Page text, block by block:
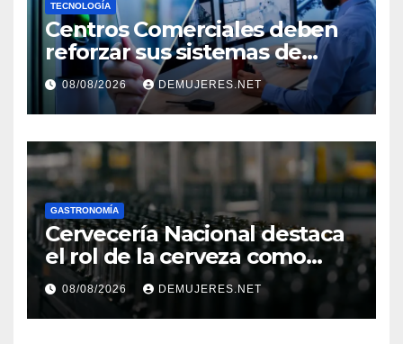
TECNOLOGÍA
Centros Comerciales deben
reforzar sus sistemas de
seguridad ante el
incremento de visitantes por
el Décimo Tercer Mes
08/08/2026 DEMUJERES.NET
GASTRONOMÍA
Cervecería Nacional destaca
el rol de la cerveza como
motor de desarrollo
económico y sostenibilidad
en Panamá
08/08/2026 DEMUJERES.NET